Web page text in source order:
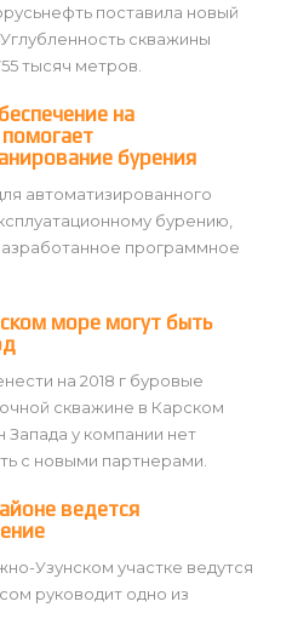
поставила новый
скважины
тысяч метров.
на
бурения
автоматизированного
бурению,
программное
море могут быть
на 2018 г буровые
скважине в Карском
Запада у компании нет
с новыми партнерами.
ведется
Узунском участке ведутся
руководит одно из